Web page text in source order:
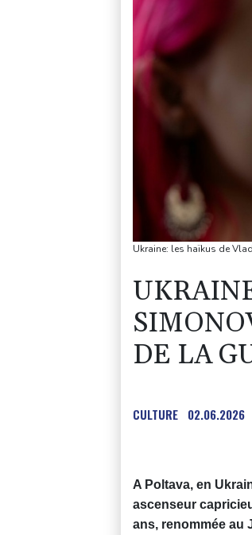
Ukraine: les haïkus de
DE LA
CULTURE 02.06.2026
A Poltava, en
ascenseur
ans, renommée au